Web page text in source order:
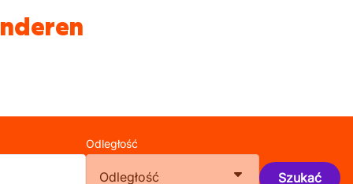
Odległość
Odległość Szukać